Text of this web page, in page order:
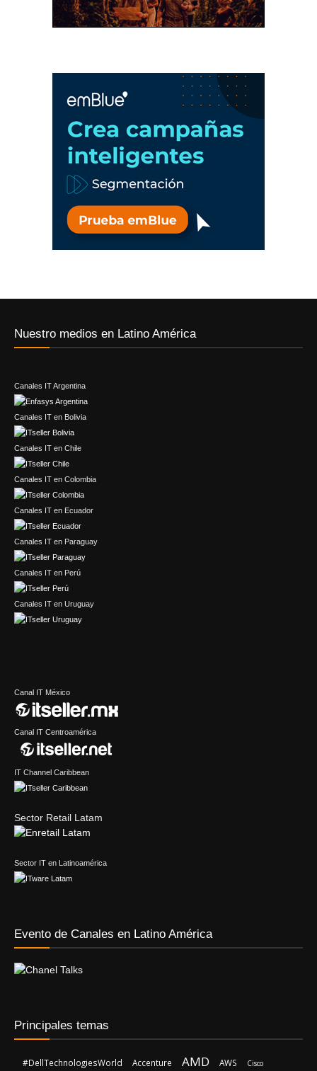
Nuestro medios en Latino América
Canales IT Argentina
Canales IT en Bolivia
Canales IT en Chile
Canales IT en Colombia
Canales IT en Ecuador
Canales IT en Paraguay
Canales IT en Perú
Canales IT en Uruguay
Canal IT México
Canal IT Centroamérica
IT Channel Caribbean
Sector Retail Latam
Sector IT en Latinoamérica
Evento de Canales en Latino América
Principales temas
#DellTechnologiesWorld Accenture AMD AWS Cisco